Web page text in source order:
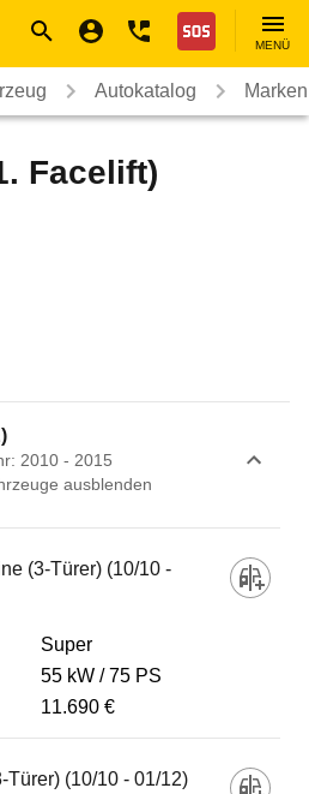
Nothilfe
MENÜ
Autokatalog
Facelift)
2010 - 2015
e ausblenden
(3-Türer) (10/10 -
Super
55 kW
75 PS
11.690 €
Türer) (10/10 - 01/12)